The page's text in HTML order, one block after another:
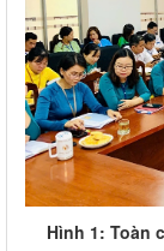
Hình 1: Toàn